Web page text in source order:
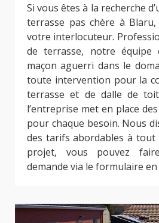
Si vous êtes à la recherche
terrasse pas chère à
votre interlocuteur.
de terrasse, notre équipe
maçon aguerri dans le
toute intervention pour la
terrasse et de dalle de
l’entreprise met en place
pour chaque besoin. Nous
des tarifs abordables à
projet, vous pouvez
demande via le formulaire en